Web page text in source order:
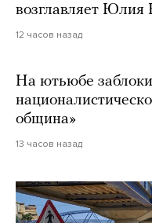
возглавляет Юлия
12 часов назад
На ютьюбе
община»
13 часов назад